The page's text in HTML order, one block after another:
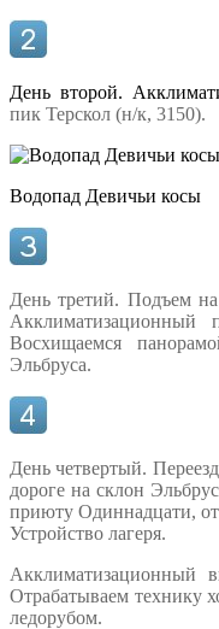
День второй.
пик Терскол (н/к, 3150).
Водопад Девичьи косы
День третий. Подъем на
Восхищаемся
Эльбруса.
День четвертый.
дороге на склон
приюту Одиннадцати,
Устройство лагеря.
Акклиматизационный
Отрабатываем технику
ледорубом.